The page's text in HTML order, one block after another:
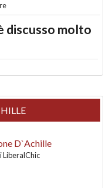
discusso molto
D`Achille
LiberalChic